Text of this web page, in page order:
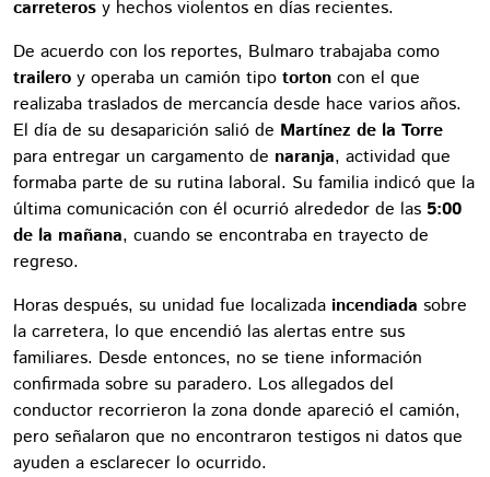
carreteros y hechos violentos en días recientes.
De acuerdo con los reportes, Bulmaro trabajaba como
trailero y operaba un camión tipo torton con el que
realizaba traslados de mercancía desde hace varios años.
El día de su desaparición salió de Martínez de la Torre
para entregar un cargamento de naranja, actividad que
formaba parte de su rutina laboral. Su familia indicó que la
última comunicación con él ocurrió alrededor de las 5:00
de la mañana, cuando se encontraba en trayecto de
regreso.
Horas después, su unidad fue localizada incendiada sobre
la carretera, lo que encendió las alertas entre sus
familiares. Desde entonces, no se tiene información
confirmada sobre su paradero. Los allegados del
conductor recorrieron la zona donde apareció el camión,
pero señalaron que no encontraron testigos ni datos que
ayuden a esclarecer lo ocurrido.